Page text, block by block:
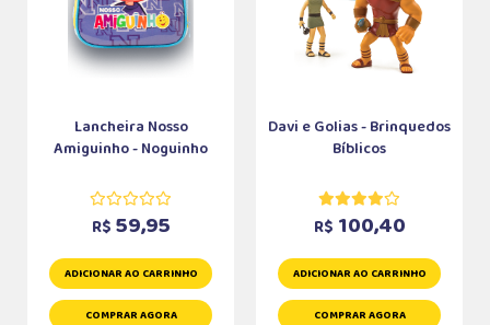
Lancheira Nosso
Amiguinho - Noguinho
R$ 59,95
ADICIONAR AO CARRINHO
COMPRAR AGORA
Davi e Golias - Brinquedos
Bíblicos
R$ 100,40
ADICIONAR AO CARRINHO
COMPRAR AGORA